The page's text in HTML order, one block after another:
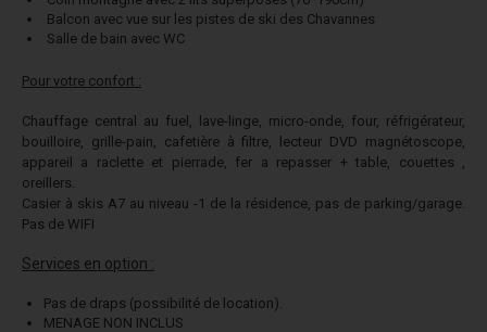
Balcon avec vue sur les pistes de ski des Chavannes
Salle de bain avec WC
Pour votre confort :
Chauffage central au fuel, lave-linge, micro-onde, four, réfrigérateur,
bouilloire, grille-pain, cafetière à filtre, lecteur DVD magnétoscope,
appareil a raclette et pierrade, fer a repasser + table, couettes ,
oreillers.
Casier à skis A7 au niveau -1 de la résidence, pas de parking/garage.
Pas de WIFI
Services en option :
Pas de draps (possibilité de location).
MENAGE NON INCLUS